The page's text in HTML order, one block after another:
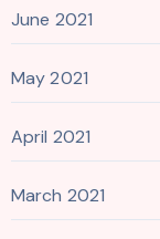
June 2021
May 2021
April 2021
March 2021